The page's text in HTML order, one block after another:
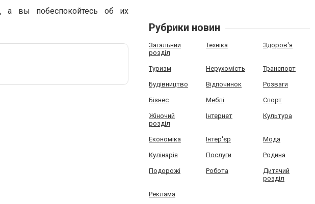
а вы побеспокойтесь об их
Рубрики новин
Загальний
розділ
Техніка Здоров'я
Туризм Нерухомість Транспорт
Будівництво Відпочинок Розваги
Бізнес Меблі Спорт
Жіночий
розділ
Інтернет Культура
Економіка Інтер'єр Мода
Кулінарія Послуги Родина
Подорожі Робота
Дитячий
розділ
Реклама